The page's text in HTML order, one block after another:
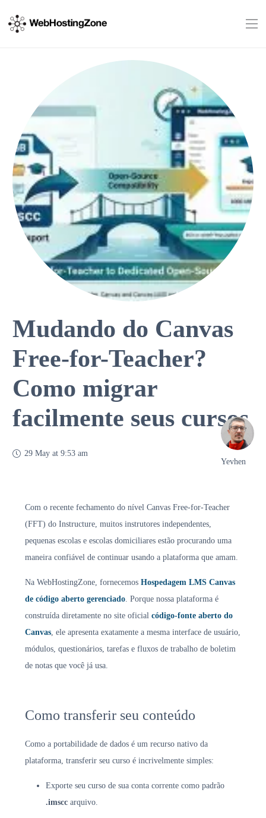
Mudando do Canvas
Free-for-Teacher?
Como migrar
facilmente seus cursos
29 May at 9:53 am
Yevhen
Com o recente fechamento do nível Canvas Free-for-Teacher
(FFT) do Instructure, muitos instrutores independentes,
pequenas escolas e escolas domiciliares estão procurando uma
maneira confiável de continuar usando a plataforma que amam.
Na WebHostingZone, fornecemos Hospedagem LMS Canvas
de código aberto gerenciado. Porque nossa plataforma é
construída diretamente no site oficial código-fonte aberto do
Canvas, ele apresenta exatamente a mesma interface de usuário,
módulos, questionários, tarefas e fluxos de trabalho de boletim
de notas que você já usa.
Como transferir seu conteúdo
Como a portabilidade de dados é um recurso nativo da
plataforma, transferir seu curso é incrivelmente simples:
Exporte seu curso de sua conta corrente como padrão
.imscc arquivo.